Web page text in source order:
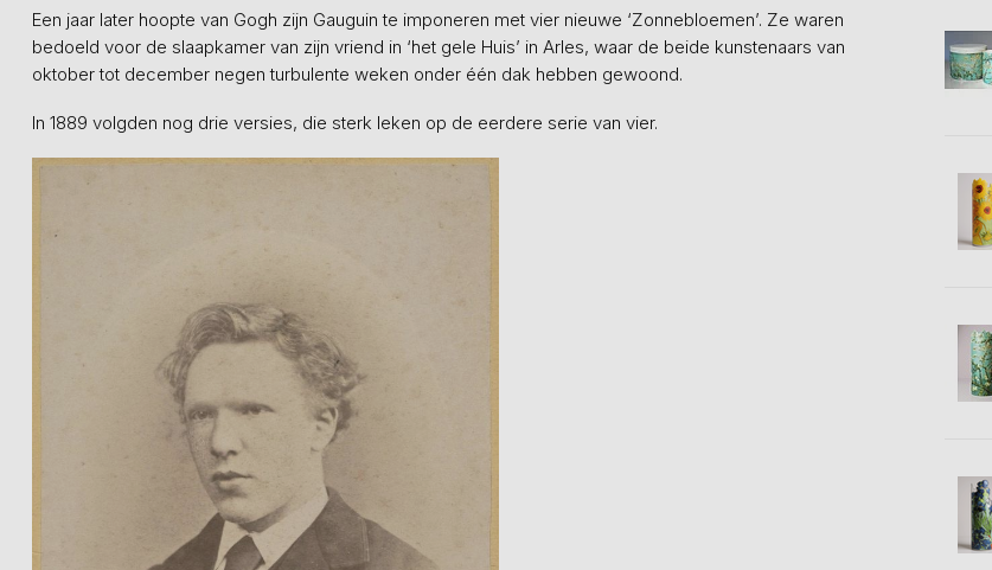
Een jaar later hoopte van Gogh zijn Gauguin te imponeren met vier nieuwe ‘Zonnebloemen’. Ze waren
bedoeld voor de slaapkamer van zijn vriend in ‘het gele Huis’ in Arles, waar de beide kunstenaars van
oktober tot december negen turbulente weken onder één dak hebben gewoond.
In 1889 volgden nog drie versies, die sterk leken op de eerdere serie van vier.